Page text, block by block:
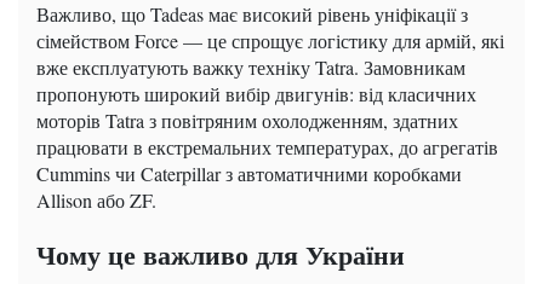
Важливо, що Tadeas має високий рівень уніфікації з
сімейством Force — це спрощує логістику для армій, які
вже експлуатують важку техніку Tatra. Замовникам
пропонують широкий вибір двигунів: від класичних
моторів Tatra з повітряним охолодженням, здатних
працювати в екстремальних температурах, до агрегатів
Cummins чи Caterpillar з автоматичними коробками
Allison або ZF.
Чому це важливо для України